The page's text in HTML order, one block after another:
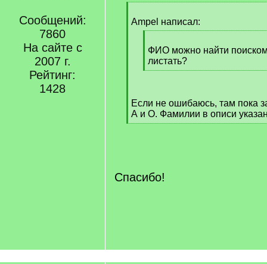
Сообщений:
7860
На сайте с
2007 г.
Рейтинг:
1428
q
Ampel написал:
q
]
ФИО можно найти
листать?
[
]
Если не ошибаюсь, там пока
А и О. Фамилии в описи
[
Спасибо!